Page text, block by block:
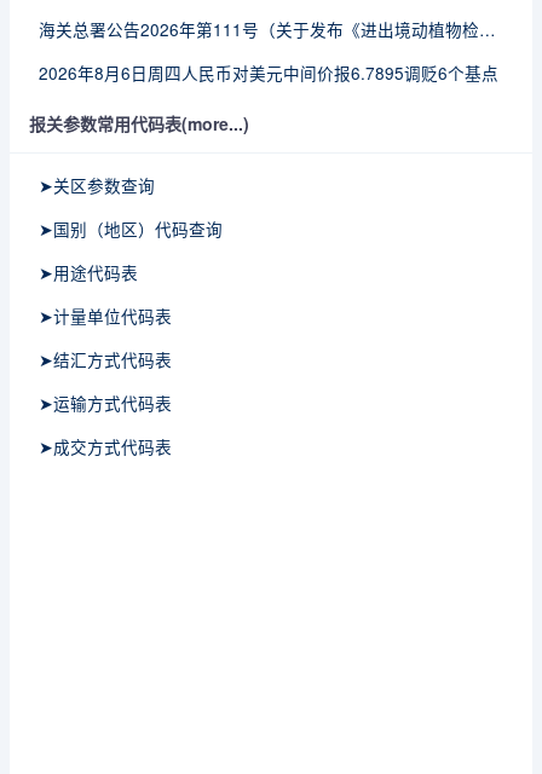
海关总署公告2026年第111号（关于发布《进出境动植物检疫处理监督管理工作规定》《进出境卫生处理监督管理工作规定》的公告）
2026年8月6日周四人民币对美元中间价报6.7895调贬6个基点
报关参数常用代码表(more...)
➤关区参数查询
➤国别（地区）代码查询
➤用途代码表
➤计量单位代码表
➤结汇方式代码表
➤运输方式代码表
➤成交方式代码表